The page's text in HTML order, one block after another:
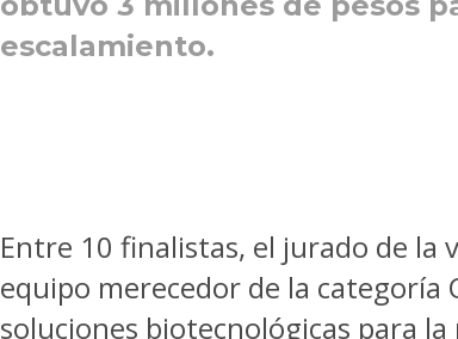
escalamiento.
Entre 10 finalistas, el jurado de la
equipo merecedor de la categoría
soluciones biotecnológicas para